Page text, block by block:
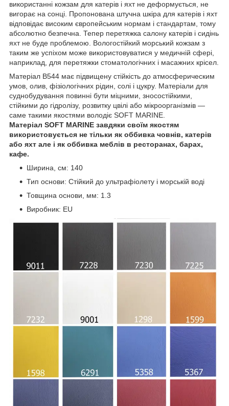
використанні кожзам для катерів і яхт не деформується, не
вигорає на сонці. Пропонована штучна шкіра для катерів і яхт
відповідає високим європейським нормам і стандартам, тому
абсолютно безпечна. Тепер перетяжка салону катерів і сидінь
яхт не буде проблемою. Вологостійкий морський кожзам з
таким же успіхом може використовуватися у медичній сфері,
наприклад, для перетяжки стоматологічних і масажних крісел.
Матеріал В544 має підвищену стійкість до атмосферическим
умов, олив, фізіологічних рідин, солі і цукру. Матеріали для
суднобудування повинні бути міцними, зносостійкими,
стійкими до гідролізу, розвитку цвілі або мікроорганізмів —
саме такими якостями володіє SOFT MARINE.
Матеріал SOFT MARINE завдяки своїм якостям
використовується не тільки як оббивка човнів, катерів
або яхт але і як оббивка меблів в ресторанах, барах,
кафе.
Ширина, см: 140
Тип основи: Стійкий до ультрафіолету і морській воді
Товщина основи, мм: 1.3
Виробник: EU